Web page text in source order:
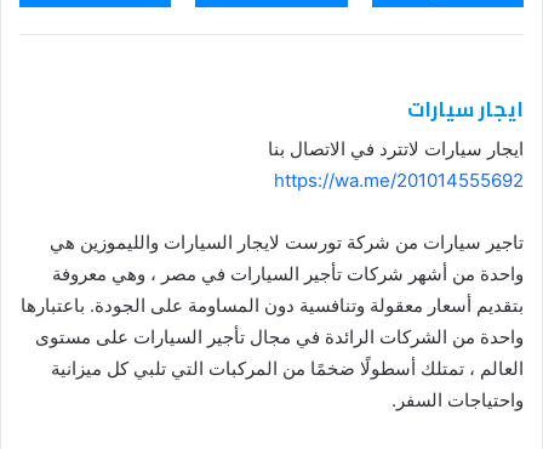
ايجار سيارات
ايجار سيارات لاتترد في الاتصال بنا
https://wa.me/201014555692
تاجير سيارات من شركة تورست لايجار السيارات والليموزين هي
واحدة من أشهر شركات تأجير السيارات في مصر ، وهي معروفة
بتقديم أسعار معقولة وتنافسية دون المساومة على الجودة. باعتبارها
واحدة من الشركات الرائدة في مجال تأجير السيارات على مستوى
العالم ، تمتلك أسطولًا ضخمًا من المركبات التي تلبي كل ميزانية
واحتياجات السفر.